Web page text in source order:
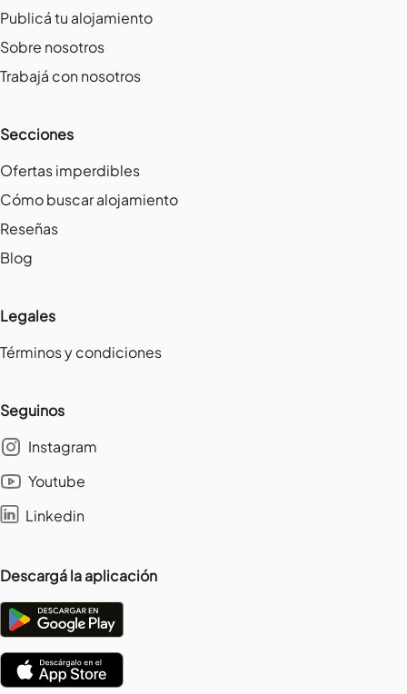
Publicá tu alojamiento
Sobre nosotros
Trabajá con nosotros
Secciones
Ofertas imperdibles
Cómo buscar alojamiento
Reseñas
Blog
Legales
Términos y condiciones
Seguinos
Instagram
Youtube
Linkedin
Descargá la aplicación